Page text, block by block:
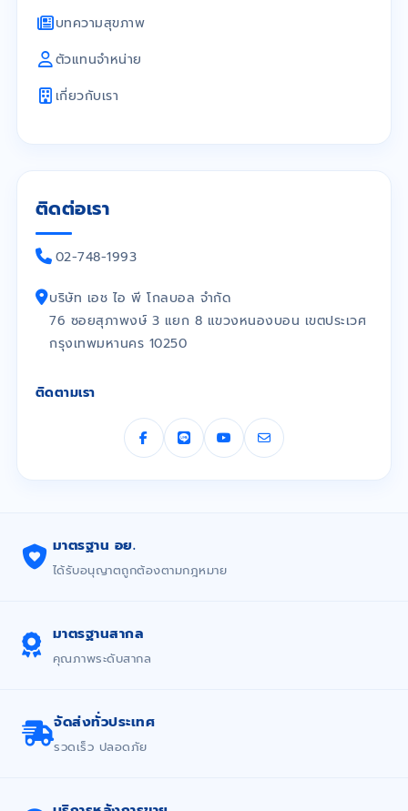
บทความสุขภาพ
ตัวแทนจำหน่าย
เกี่ยวกับเรา
ติดต่อเรา
02-748-1993
บริษัท เอช ไอ พี โกลบอล จำกัด
76 ซอยสุภาพงษ์ 3 แยก 8 แขวงหนองบอน เขตประเวศ
กรุงเทพมหานคร 10250
ติดตามเรา
มาตรฐาน อย.
ได้รับอนุญาตถูกต้องตามกฎหมาย
มาตรฐานสากล
คุณภาพระดับสากล
จัดส่งทั่วประเทศ
รวดเร็ว ปลอดภัย